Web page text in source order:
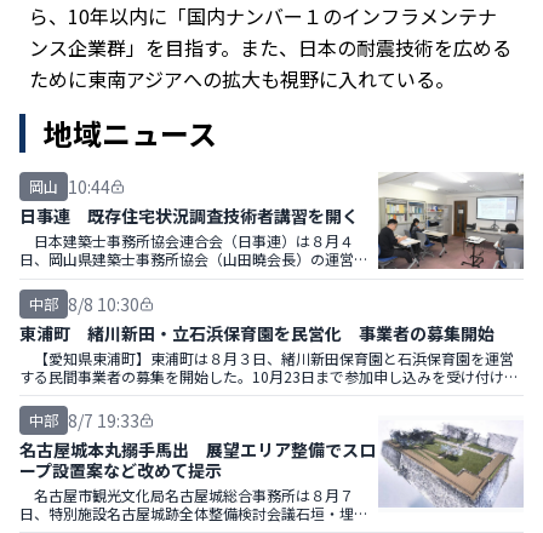
ら、10年以内に「国内ナンバー１のインフラメンテナ
ンス企業群」を目指す。また、日本の耐震技術を広める
地域ニュース
岡山 10:44
日事連 既存住宅状況調査技術者講習を開く
日本建築士事務所協会連合会（日事連）は８月４
日、岡山県建築士事務所協会（山田曉会長）の運営で
２０２６年度既存住宅状況調査技術者講習の新規講習
を県建築士事務所協会１階会議室で開いた。
中部 8/8 10:30
東浦町 緒川新田・立石浜保育園を民営化 事業者の募集開始
【愛知県東浦町】東浦町は８月３日、緒川新田保育園と石浜保育園を運営
する民間事業者の募集を開始した。10月23日まで参加申し込みを受け付け、
２０２７年３月に選定結果を通知する。
中部 8/7 19:33
名古屋城本丸搦手馬出 展望エリア整備でスロ
ープ設置案など改めて提示
名古屋市観光文化局名古屋城総合事務所は８月７
日、特別施設名古屋城跡全体整備検討会議石垣・埋蔵